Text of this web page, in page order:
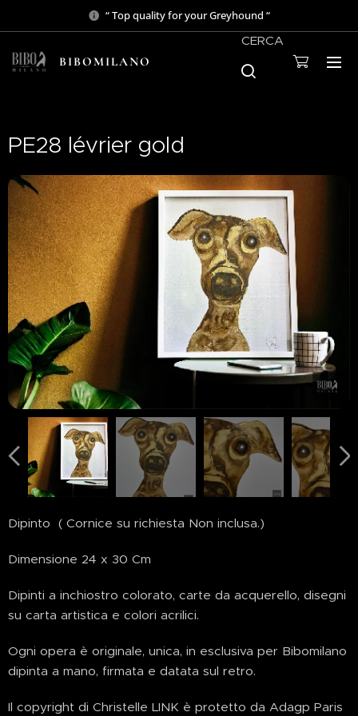
“ Top quality for your Greyhound “
BIBOMILANO
CERCA
PE28 lévrier gold
Dipinto ( Cornice su richiesta Non inclusa.)
Dimensione 24 x 30 Cm
Dipinti a inchiostro colorato, carte da acquerello, disegni
su carta artistica e colori acrilici.
Ogni opera è originale, unica, in esclusiva per Bibomilano
dipinta a mano, firmata e datata sul retro.
Il copyright di Christelle LINK è protetto da Adagp Paris